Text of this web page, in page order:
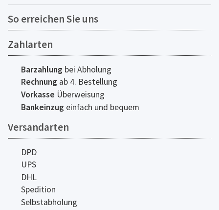
So erreichen Sie uns
Zahlarten
Barzahlung bei Abholung
Rechnung ab 4. Bestellung
Vorkasse Überweisung
Bankeinzug einfach und bequem
Versandarten
DPD
UPS
DHL
Spedition
Selbstabholung